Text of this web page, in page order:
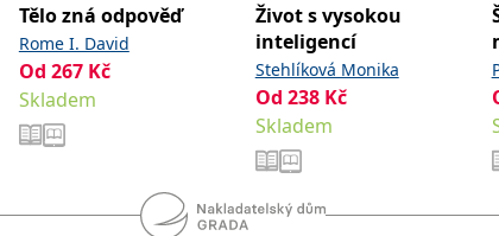
Tělo zná odpověď
Rome I. David
Od 267 Kč
Skladem
Život s vysokou
inteligencí
Stehlíková Monika
Od 238 Kč
Skladem